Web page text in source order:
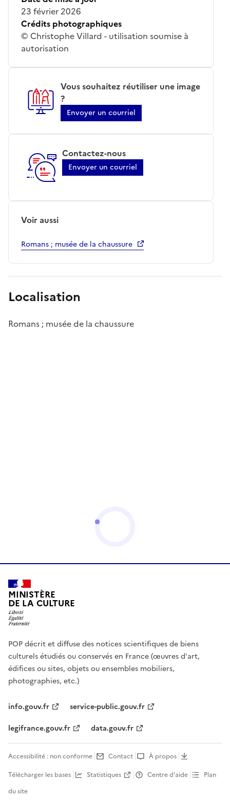
23 février 2026
Crédits photographiques
© Christophe Villard - utilisation soumise à
autorisation
Vous souhaitez réutiliser une image
?
Envoyer un courriel
Contactez-nous
Envoyer un courriel
Voir aussi
Romans ; musée de la chaussure
Localisation
Romans ; musée de la chaussure
MINISTÈRE
DE LA CULTURE
POP décrit et diffuse des notices scientifiques de biens
culturels étudiés ou conservés en France (œuvres d'art,
édifices ou sites, objets ou ensembles mobiliers,
photographies, etc.)
info.gouv.fr
service-public.gouv.fr
legifrance.gouv.fr
data.gouv.fr
Accessibilité : non conforme Contact
À propos
Télécharger les bases
Statistiques Centre d’aide
Plan
du site